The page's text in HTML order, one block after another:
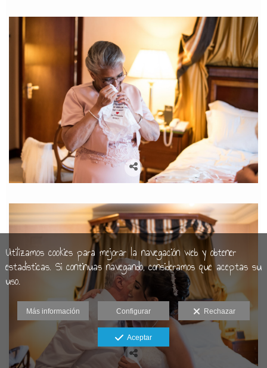
Utilizamos cookies para mejorar la navegación web y obtener
estadísticas. Si continuas navegando, consideramos que aceptas su
uso.
Más información Configurar Rechazar
Aceptar